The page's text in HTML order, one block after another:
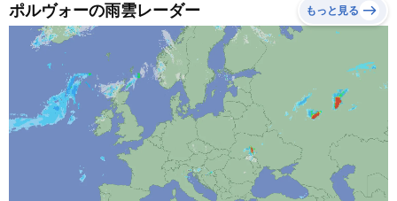
ポルヴォーの雨雲レーダー もっと見る